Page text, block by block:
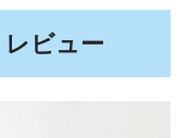
ビュー